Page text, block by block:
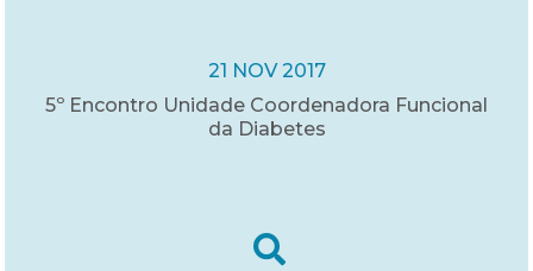
21 NOV 2017
5º Encontro Unidade Coordenadora Funcional
da Diabetes